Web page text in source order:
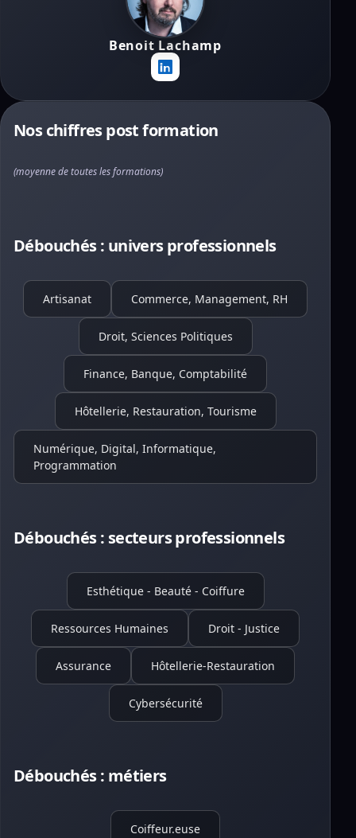
Benoit Lachamp
Nos chiffres post formation
(moyenne de toutes les formations)
Débouchés : univers professionnels
Artisanat Commerce, Management, RH
Droit, Sciences Politiques
Finance, Banque, Comptabilité
Hôtellerie, Restauration, Tourisme
Numérique, Digital, Informatique,
Programmation
Débouchés : secteurs professionnels
Esthétique - Beauté - Coiffure
Ressources Humaines Droit - Justice
Assurance Hôtellerie-Restauration
Cybersécurité
Débouchés : métiers
Coiffeur.euse